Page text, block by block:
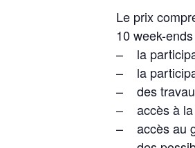
Le prix
10 week-
– la
– la
– des
– accès à la
– accès au